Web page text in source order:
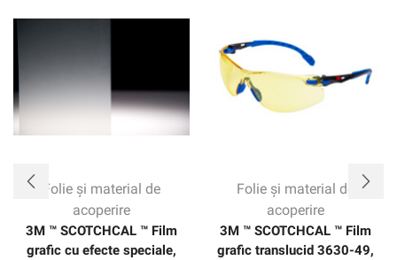
Folie și material de
acoperire
3M ™ SCOTCHCAL ™ Film
grafic cu efecte speciale,
Folie și material de
acoperire
3M ™ SCOTCHCAL ™ Film
grafic translucid 3630-49,